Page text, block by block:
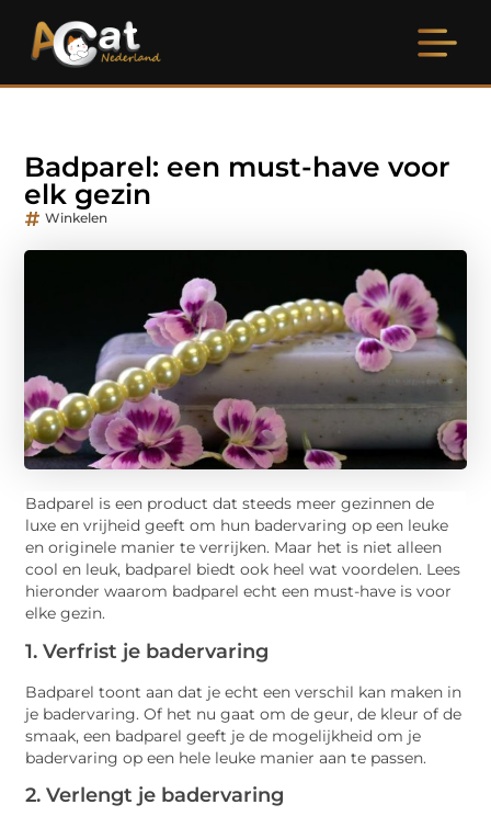
Badparel: een must-have voor
elk gezin
Winkelen
Badparel is een product dat steeds meer gezinnen de
luxe en vrijheid geeft om hun badervaring op een leuke
en originele manier te verrijken. Maar het is niet alleen
cool en leuk, badparel biedt ook heel wat voordelen. Lees
hieronder waarom badparel echt een must-have is voor
elke gezin.
1. Verfrist je badervaring
Badparel toont aan dat je echt een verschil kan maken in
je badervaring. Of het nu gaat om de geur, de kleur of de
smaak, een badparel geeft je de mogelijkheid om je
badervaring op een hele leuke manier aan te passen.
2. Verlengt je badervaring